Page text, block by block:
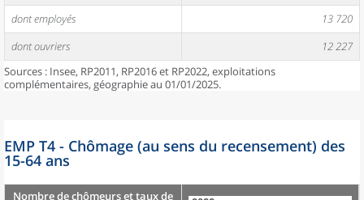
dont employés
13 720
dont ouvriers
12 227
Sources : Insee, RP2011, RP2016 et RP2022, exploitations
complémentaires, géographie au 01/01/2025.
EMP T4 - Chômage (au sens du recensement) des
15-64 ans
Nombre de chômeurs et taux de